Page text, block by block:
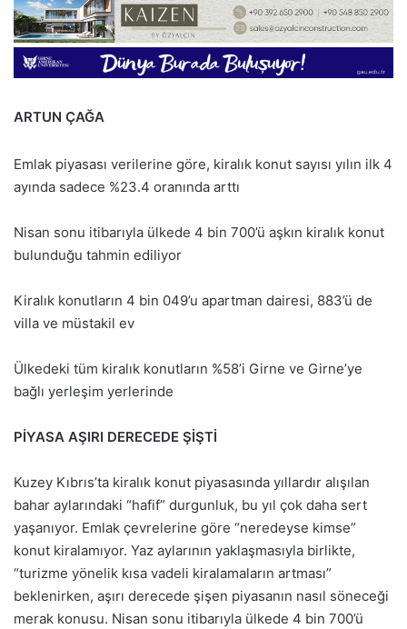
ARTUN ÇAĞA
Emlak piyasası verilerine göre, kiralık konut sayısı yılın ilk 4
ayında sadece %23.4 oranında arttı
Nisan sonu itibarıyla ülkede 4 bin 700’ü aşkın kiralık konut
bulunduğu tahmin ediliyor
Kiralık konutların 4 bin 049’u apartman dairesi, 883’ü de
villa ve müstakil ev
Ülkedeki tüm kiralık konutların %58’i Girne ve Girne’ye
bağlı yerleşim yerlerinde
PİYASA AŞIRI DERECEDE ŞİŞTİ
Kuzey Kıbrıs’ta kiralık konut piyasasında yıllardır alışılan
bahar aylarındaki “hafif” durgunluk, bu yıl çok daha sert
yaşanıyor. Emlak çevrelerine göre “neredeyse kimse”
konut kiralamıyor. Yaz aylarının yaklaşmasıyla birlikte,
“turizme yönelik kısa vadeli kiralamaların artması”
beklenirken, aşırı derecede şişen piyasanın nasıl söneceği
merak konusu. Nisan sonu itibarıyla ülkede 4 bin 700’ü